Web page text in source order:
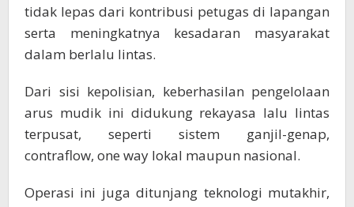
tidak lepas dari kontribusi petugas di lapangan
serta meningkatnya kesadaran masyarakat
dalam berlalu lintas.
Dari sisi kepolisian, keberhasilan pengelolaan
arus mudik ini didukung rekayasa lalu lintas
terpusat, seperti sistem ganjil-genap,
contraflow, one way lokal maupun nasional.
Operasi ini juga ditunjang teknologi mutakhir,